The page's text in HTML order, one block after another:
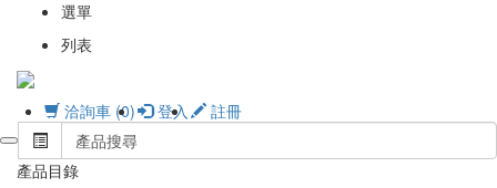
選單
列表
洽詢車 (0) 登入 註冊
產品目錄